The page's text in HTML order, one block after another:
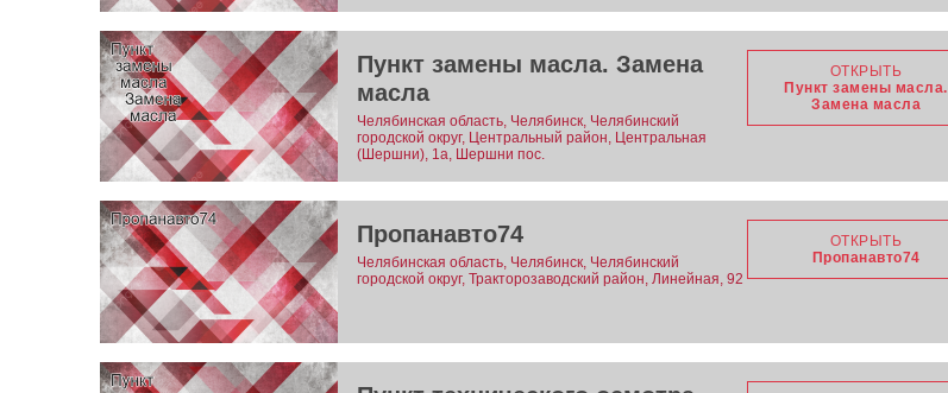
Пункт замены масла. Замена
масла
Челябинская область, Челябинск, Челябинский
городской округ, Центральный район, Центральная
(Шершни), 1а, Шершни пос.
ОТКРЫТЬ
Пункт замены масла.
Замена масла
Пропанавто74
Челябинская область, Челябинск, Челябинский
городской округ, Тракторозаводский район, Линейная, 92
ОТКРЫТЬ
Пропанавто74